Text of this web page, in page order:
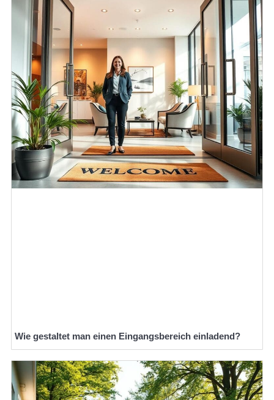
Wie gestaltet man einen Eingangsbereich einladend?